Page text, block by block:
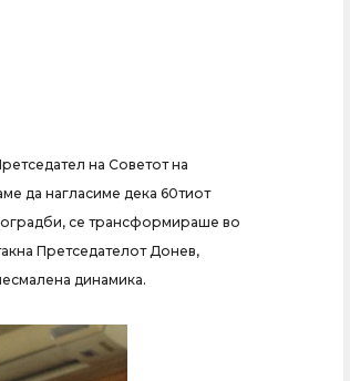
на Советот на
да нагласиме дека 60тиот
се трансформираше во
Претседателот Донев,
динамика.